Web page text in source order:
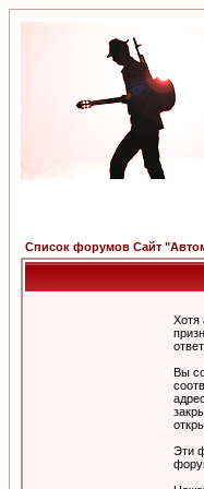
Список форумов Сайт
Хотя
Вы
Эти